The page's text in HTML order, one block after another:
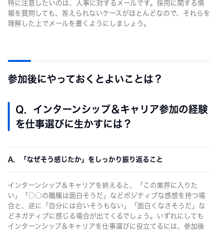
特に注意したいのは、人事に対するメールです。採用に関する情
報を質問しても、答えられないケースがほとんどなので、それらを
理解した上でメールを書くようにしましょう。
参加後にやっておくとよいことは？
Q. インターンシップ＆キャリア参加の経験
を仕事選びに生かすには？
A. 「なぜそう感じたか」をしっかり振り返ること
インターンシップ＆キャリアを終えると、「この業界に入りた
い」「○○の職種は面白そうだ」などポジティブな感想を持つ場
合と、逆に「自分には合いそうもない」「面白くなさそうだ」な
どネガティブに感じる場合が出てくるでしょう。いずれにしても
インターンシップ＆キャリアを仕事選びに役立てるには、参加後